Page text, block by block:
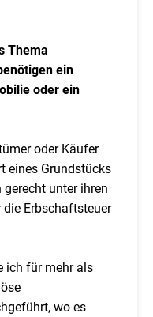
Thema
ein
oder ein
oder Käufer
eines Grundstücks
unter ihren
Erbschaftsteuer
ich für mehr als
wo es